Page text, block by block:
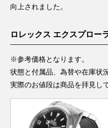
向上されました。
ロレックス エクスプロー
※参考価格となります。
状態と付属品、為替や在庫状
実際のお値段は商品を拝見し